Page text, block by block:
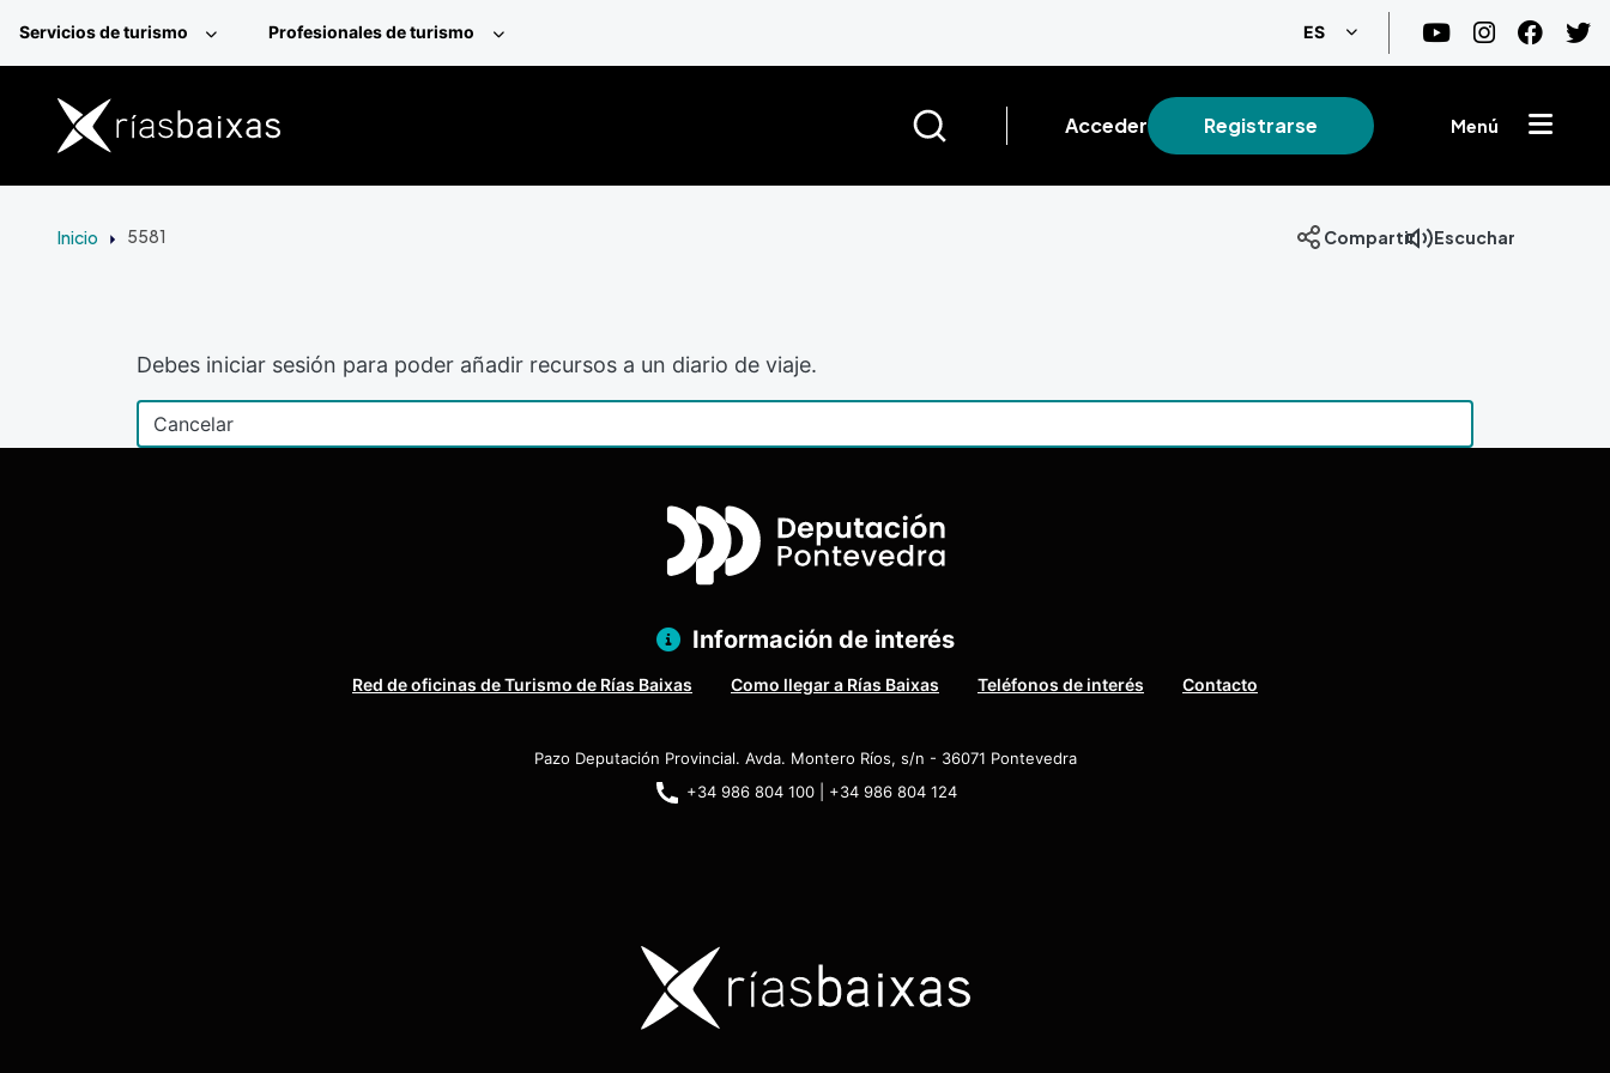
Servicios de turismo Profesionales de turismo ES Lista adicional de acciones
Acceder Registrarse Menú
Inicio 5581 Compartir Escuchar
Debes iniciar sesión para poder añadir recursos a un diario de viaje.
Información de interés
Red de oficinas de Turismo de Rías Baixas Como llegar a Rías Baixas Teléfonos de interés Contacto
Pazo Deputación Provincial. Avda. Montero Ríos, s/n - 36071 Pontevedra
+34 986 804 100 | +34 986 804 124